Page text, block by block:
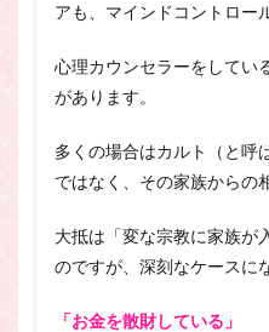
アも、マインドコントロー
心理カウンセラーをしてい
があります。
多くの場合はカルト（と呼
ではなく、その家族からの
大抵は「変な宗教に家族が
のですが、深刻なケースに
「お金を散財している」